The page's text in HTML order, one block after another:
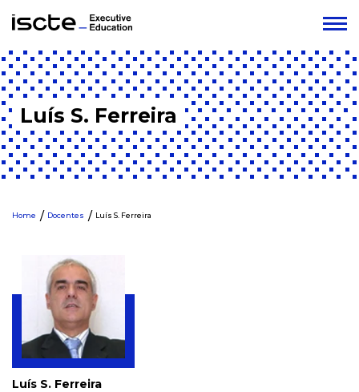
Luís S. Ferreira
Home Docentes Luís S. Ferreira
Luís S. Ferreira